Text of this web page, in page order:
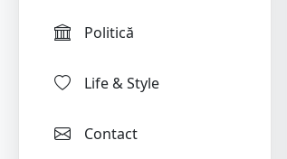
Politică
Life & Style
Contact